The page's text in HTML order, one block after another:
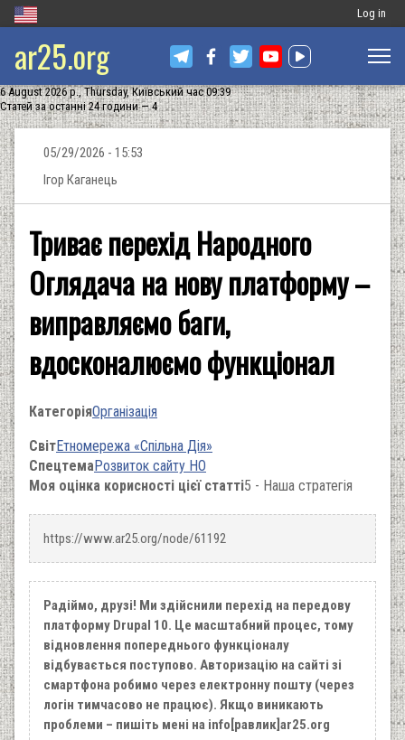
Меню
запису
Log in
ar25.org
6 August 2026 р., Thursday, Київський час 09:39
Статей за останні 24 години — 4
05/29/2026 - 15:53
Ігор Каганець
Триває перехід Народного
Оглядача на нову платформу –
виправляємо баги,
вдосконалюємо функціонал
КатегоріяОрганізація
СвітЕтномережа «Спільна Дія»
СпецтемаРозвиток сайту НО
Моя оцінка корисності цієї статті5 - Наша стратегія
https://www.ar25.org/node/61192
Радіймо, друзі! Ми здійснили перехід на передову
платформу Drupal 10. Це масштабний процес, тому
відновлення попереднього функціоналу
відбувається поступово. Авторизацію на сайті зі
смартфона робимо через електронну пошту (через
логін тимчасово не працює). Якщо виникають
проблеми – пишіть мені на info[равлик]ar25.org